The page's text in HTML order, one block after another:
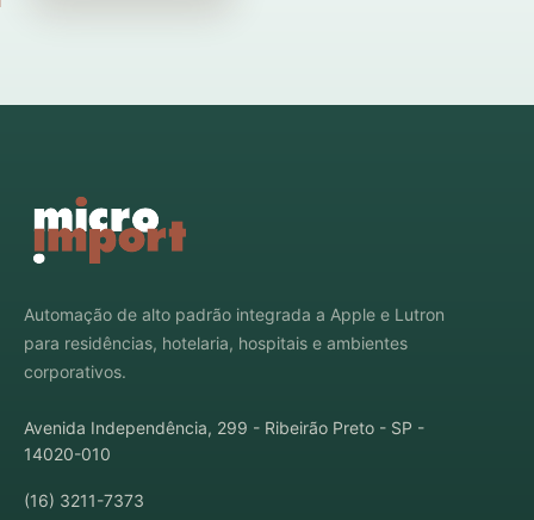
Automação de alto padrão integrada a Apple e Lutron
para residências, hotelaria, hospitais e ambientes
corporativos.
Avenida Independência, 299 - Ribeirão Preto - SP -
14020-010
(16) 3211-7373